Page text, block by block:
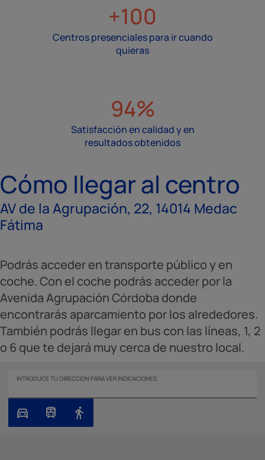
+100
Centros presenciales para ir cuando
quieras
94%
Satisfacción en calidad y en
resultados obtenidos
Cómo llegar al centro
AV de la Agrupación, 22, 14014 Medac
Fátima
Podrás acceder en transporte público y en
coche. Con el coche podrás acceder por la
Avenida Agrupación Córdoba donde
encontrarás aparcamiento por los alrededores.
También podrás llegar en bus con las líneas, 1, 2
o 6 que te dejará muy cerca de nuestro local.
INTRODUCE TU DIRECCIÓN PARA VER INDICACIONES